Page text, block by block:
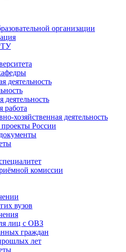
организации
деятельность
работа
хозяйственная деятельность
России
комиссии
вузов
лиц с ОВЗ
граждан
лет